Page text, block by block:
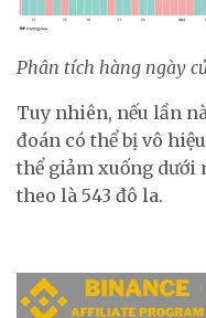
Phân tích hàng ngày
Tuy nhiên, nếu lần
đoán có thể bị vô
thể giảm xuống dưới
theo là 543 đô la.